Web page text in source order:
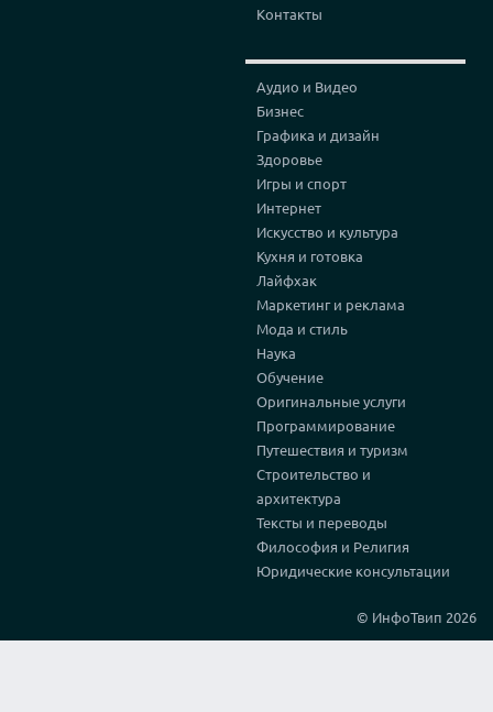
Контакты
Аудио и Видео
Бизнес
Графика и дизайн
Здоровье
Игры и спорт
Интернет
Искусство и культура
Кухня и готовка
Лайфхак
Маркетинг и реклама
Мода и стиль
Наука
Обучение
Оригинальные услуги
Программирование
Путешествия и туризм
Строительство и
архитектура
Тексты и переводы
Философия и Религия
Юридические консультации
© ИнфоТвип 2026